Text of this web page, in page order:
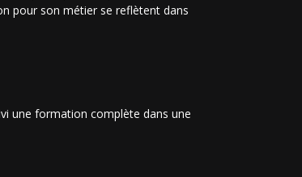
pour son métier se reflètent dans
une formation complète dans une